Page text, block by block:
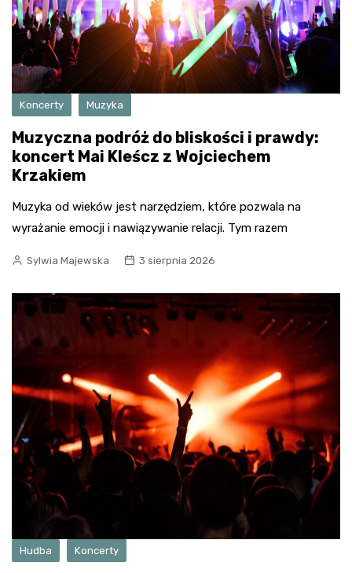
Koncerty Muzyka
Muzyczna podróż do bliskości i prawdy:
koncert Mai Kleścz z Wojciechem
Krzakiem
Muzyka od wieków jest narzędziem, które pozwala na
wyrażanie emocji i nawiązywanie relacji. Tym razem
Sylwia Majewska 3 sierpnia 2026
Hudba Koncerty